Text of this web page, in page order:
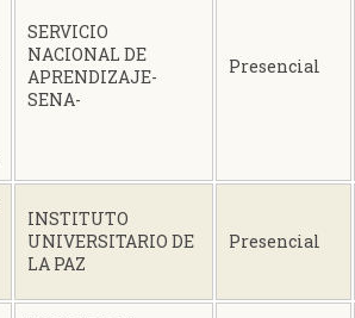
SERVICIO
NACIONAL DE
APRENDIZAJE-
SENA-
Presencial
INSTITUTO
UNIVERSITARIO DE
LA PAZ
Presencial